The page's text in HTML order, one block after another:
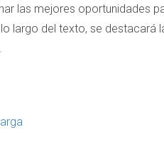
las mejores oportunidades
largo del texto, se